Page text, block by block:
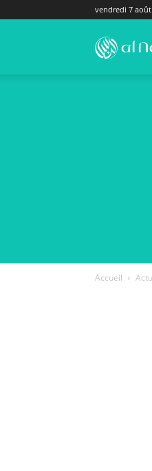
vendredi 7 août
Accueil